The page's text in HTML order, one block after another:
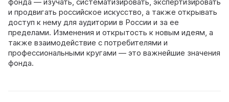
и продвигать российское искусство, а также открывать
доступ к нему для аудитории в России и за ее
пределами. Изменения и открытость к новым идеям, а
также взаимодействие с потребителями и
профессиональными кругами — это важнейшие значения
фонда.